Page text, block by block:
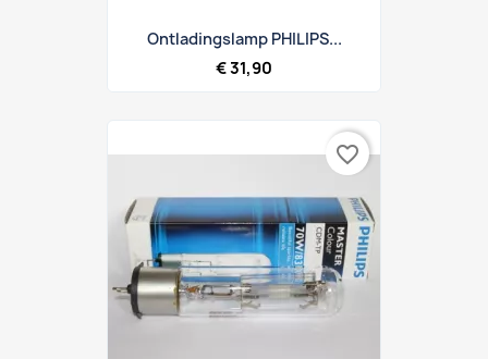
Ontladingslamp PHILIPS...
€ 31,90
favorite_border